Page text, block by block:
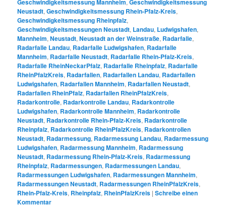
Geschwindigkeitsmessung Mannheim Geschwindigkeitsmessung
Neustadt,Geschwindigkeitsmessung Rhein-Pfalz-Kreis,
Geschwindigkeitsmessung Rheinpfalz,
Geschwindigkeitsmessungen Neustadt, Landau, Ludwigshafen,
Mannheim,Neustadt,Neustadt an der Weinstraße, Radarfalle,
Radarfalle Landau, Radarfalle Ludwigshafen, Radarfalle
Mannheim, Radarfalle Neustadt, Radarfalle Rhein-Pfalz-Kreis,
Radarfalle RheinNeckarPfalz, Radarfalle Rheinpfalz, Radarfalle
RheinPfalzKreis, Radarfallen, Radarfallen Landau, Radarfallen
Ludwigshafen, Radarfallen Mannheim, Radarfallen Neustadt,
Radarfallen RheinPfalz, Radarfallen RheinPfalzKreis,
Radarkontrolle, Radarkontrolle Landau, Radarkontrolle
Ludwigshafen, Radarkontrolle Mannheim, Radarkontrolle
Neustadt, Radarkontrolle Rhein-Pfalz-Kreis, Radarkontrolle
Rheinpfalz, Radarkontrolle RheinPfalzKreis, Radarkontrollen
Neustadt, Radarmessung, Radarmessung Landau, Radarmessung
Ludwigshafen, Radarmessung Mannheim, Radarmessung
Neustadt, Radarmessung Rhein-Pfalz-Kreis, Radarmessung
Rheinpfalz, Radarmessungen, Radarmessungen Landau,
Radarmessungen Ludwigshafen, Radarmessungen Mannheim,
Radarmessungen Neustadt, Radarmessungen RheinPfalzKreis,
Rhein-Pfalz-Kreis, Rheinpfalz, RheinPfalzKreis |Schreibe einen
Kommentar